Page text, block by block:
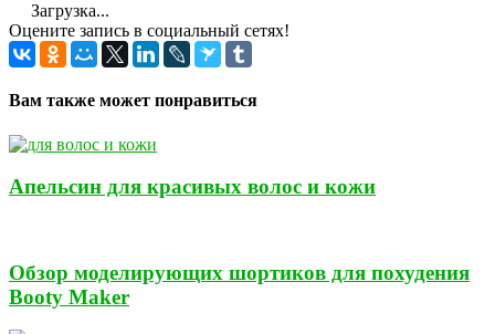
Загрузка...
Оцените запись в социальный сетях!
Вам также может понравиться
Апельсин для красивых волос и кожи
Обзор моделирующих шортиков для похудения
Booty Maker